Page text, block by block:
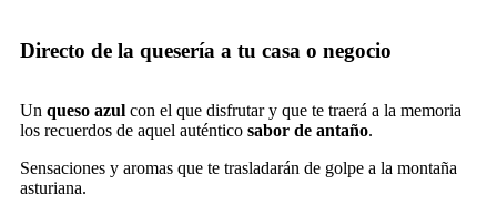
Directo de la quesería a tu casa o negocio
Un queso azul con el que disfrutar y que te traerá a la memoria
los recuerdos de aquel auténtico sabor de antaño.
Sensaciones y aromas que te trasladarán de golpe a la montaña
asturiana.